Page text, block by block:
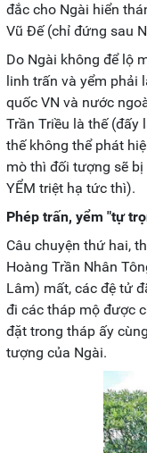
đắc cho Ngài hiển
Vũ Đế (chỉ đứng sau
Do Ngài không để lộ
linh trấn và yểm phải
quốc VN và nước
Trần Triều là thế (đấy
thế không thể phát
mò thì đối tượng sẽ bị
YỂM triệt hạ tức thì).
Phép trấn, yểm "tự
Câu chuyện thứ hai,
Hoàng Trần Nhân
Lâm) mất, các đệ tử
đi các tháp mộ được
đặt trong tháp ấy
tượng của Ngài.